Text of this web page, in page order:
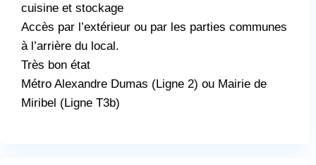
cuisine et stockage
Accès par l’extérieur ou par les parties communes
à l’arrière du local.
Très bon état
Métro Alexandre Dumas (Ligne 2) ou Mairie de
Miribel (Ligne T3b)